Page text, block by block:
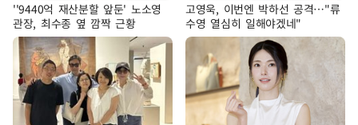
''9440억 재산분할 앞둔' 노소영
관장, 최수종 옆 깜짝 근황
고영욱, 이번엔 박하선 공격…"류
수영 열심히 일해야겠네"